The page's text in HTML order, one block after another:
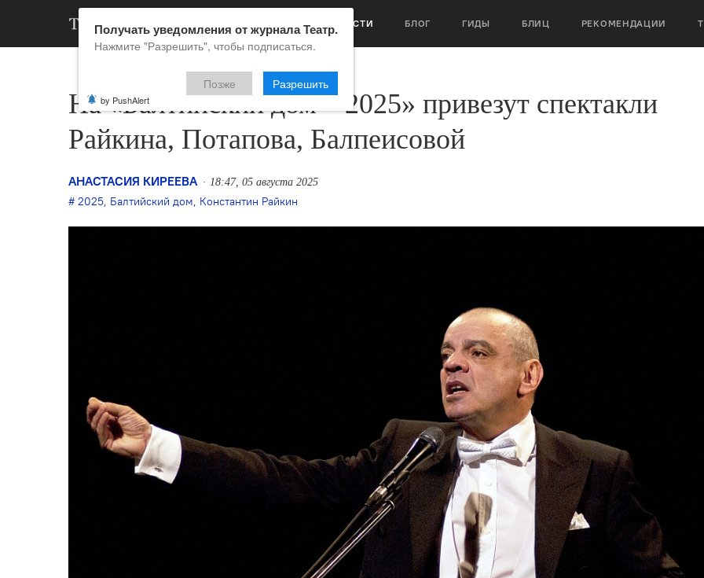
НОВОСТИ БЛОГ ГИДЫ БЛИЦ РЕКОМЕНДАЦИИ
На «Балтийский дом – 2025» привезут спектакли
Райкина, Потапова, Балпеисовой
АНАСТАСИЯ КИРЕЕВА 18:47, 05 августа 2025
2025, Балтийский дом, Константин Райкин
Получать уведомления от журнала Театр.
Нажмите "Разрешить", чтобы подписаться.
Позже Разрешить
by PushAlert